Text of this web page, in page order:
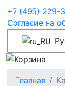
+7 (495) 229-
Согласие на
Главная